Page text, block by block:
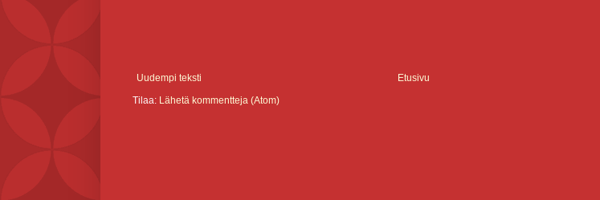
Uudempi teksti
Etusivu
Tilaa: Lähetä kommentteja (Atom)